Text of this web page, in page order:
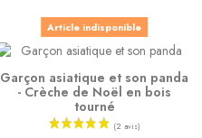
Article indisponible
Garçon asiatique et son panda
- Crèche de Noël en bois
tourné